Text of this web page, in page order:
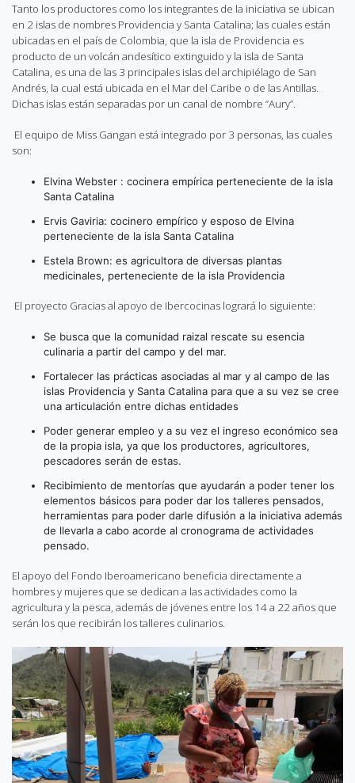
Tanto los productores como los integrantes de la iniciativa se ubican
en 2 islas de nombres Providencia y Santa Catalina; las cuales están
ubicadas en el país de Colombia, que la isla de Providencia es
producto de un volcán andesítico extinguido y la isla de Santa
Catalina, es una de las 3 principales islas del archipiélago de San
Andrés, la cual está ubicada en el Mar del Caribe o de las Antillas.
Dichas islas están separadas por un canal de nombre “Aury”.
El equipo de Miss Gangan está integrado por 3 personas, las cuales
son:
Elvina Webster : cocinera empírica perteneciente de la isla
Santa Catalina
Ervis Gaviria: cocinero empírico y esposo de Elvina
perteneciente de la isla Santa Catalina
Estela Brown: es agricultora de diversas plantas
medicinales, perteneciente de la isla Providencia
El proyecto Gracias al apoyo de Ibercocinas logrará lo siguiente:
Se busca que la comunidad raizal rescate su esencia
culinaria a partir del campo y del mar.
Fortalecer las prácticas asociadas al mar y al campo de las
islas Providencia y Santa Catalina para que a su vez se cree
una articulación entre dichas entidades
Poder generar empleo y a su vez el ingreso económico sea
de la propia isla, ya que los productores, agricultores,
pescadores serán de estas.
Recibimiento de mentorías que ayudarán a poder tener los
elementos básicos para poder dar los talleres pensados,
herramientas para poder darle difusión a la iniciativa además
de llevarla a cabo acorde al cronograma de actividades
pensado.
El apoyo del Fondo Iberoamericano beneficia directamente a
hombres y mujeres que se dedican a las actividades como la
agricultura y la pesca, además de jóvenes entre los 14 a 22 años que
serán los que recibirán los talleres culinarios.